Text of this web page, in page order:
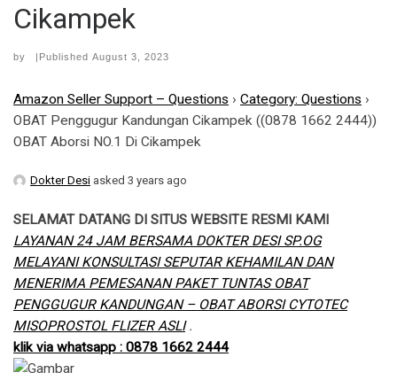
Cikampek
by |Published August 3, 2023
Amazon Seller Support – Questions › Category: Questions ›
OBAT Penggugur Kandungan Cikampek ((0878 1662 2444))
OBAT Aborsi NO.1 Di Cikampek
Dokter Desi asked 3 years ago
SELAMAT DATANG DI SITUS WEBSITE RESMI KAMI
LAYANAN 24 JAM BERSAMA DOKTER DESI SP.OG
MELAYANI KONSULTASI SEPUTAR KEHAMILAN DAN
MENERIMA PEMESANAN PAKET TUNTAS OBAT
PENGGUGUR KANDUNGAN – OBAT ABORSI CYTOTEC
MISOPROSTOL FLIZER ASLI.
klik via whatsapp : 0878 1662 2444